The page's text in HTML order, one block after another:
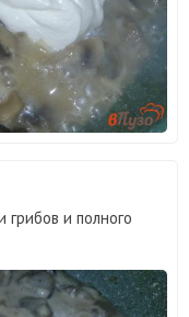
и полного